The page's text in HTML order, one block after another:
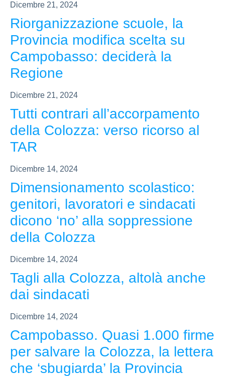
Dicembre 21, 2024
Riorganizzazione scuole, la
Provincia modifica scelta su
Campobasso: deciderà la
Regione
Dicembre 21, 2024
Tutti contrari all’accorpamento
della Colozza: verso ricorso al
TAR
Dicembre 14, 2024
Dimensionamento scolastico:
genitori, lavoratori e sindacati
dicono ‘no’ alla soppressione
della Colozza
Dicembre 14, 2024
Tagli alla Colozza, altolà anche
dai sindacati
Dicembre 14, 2024
Campobasso. Quasi 1.000 firme
per salvare la Colozza, la lettera
che ‘sbugiarda’ la Provincia